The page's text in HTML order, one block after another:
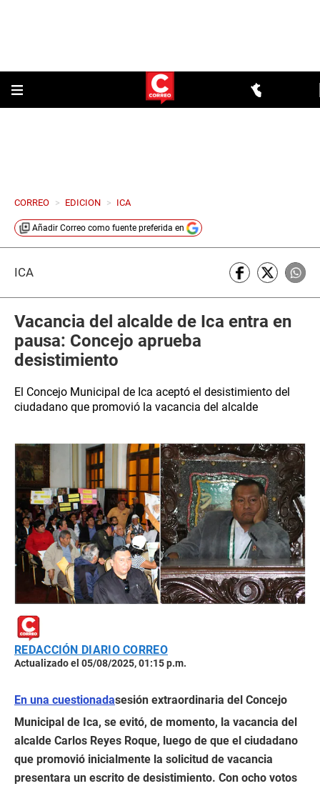
CORREO > EDICION > ICA
Añadir Correo como fuente preferida en
ICA
Vacancia del alcalde de Ica entra en
pausa: Concejo aprueba
desistimiento
El Concejo Municipal de Ica aceptó el desistimiento del
ciudadano que promovió la vacancia del alcalde
REDACCIÓN DIARIO CORREO
Actualizado el 05/08/2025, 01:15 p.m.
En una cuestionadasesión extraordinaria del Concejo
Municipal de Ica, se evitó, de momento, la vacancia del
alcalde Carlos Reyes Roque, luego de que el ciudadano
que promovió inicialmente la solicitud de vacancia
presentara un escrito de desistimiento. Con ocho votos